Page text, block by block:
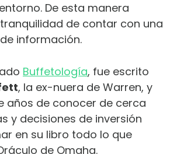
De esta manera
de contar con una
información.
Buffetología, fue escrito
, la ex-nuera de Warren, y
años de conocer de cerca
y decisiones de inversión
en su libro todo lo que
de Omaha.